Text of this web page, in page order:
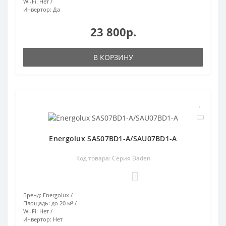
Инвертор: Да
23 800р.
В КОРЗИНУ
Energolux SAS07BD1-A/SAU07BD1-A
Код товара: Серия Baden
Бренд: Energolux
Площадь: до 20 м²
Wi-Fi: Нет
Инвертор: Нет